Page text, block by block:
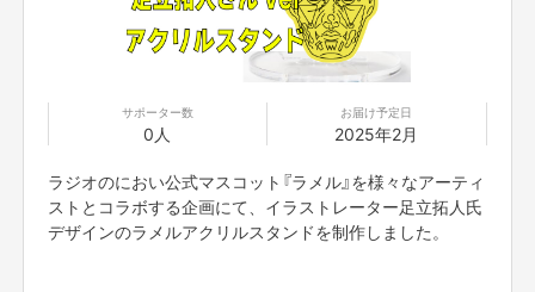
サポーター数
0人
お届け予定日
2025年2月
ラジオのにおい公式マスコット『ラメル』を様々なアーティ
ストとコラボする企画にて、イラストレーター足立拓人氏
デザインのラメルアクリルスタンドを制作しました。